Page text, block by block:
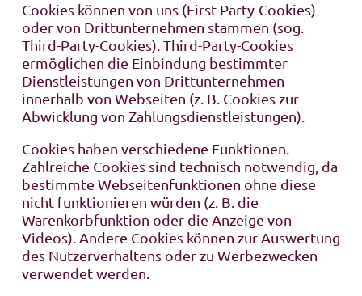
Cookies können von uns (First-Party-Cookies)
oder von Drittunternehmen stammen (sog.
Third-Party-Cookies). Third-Party-Cookies
ermöglichen die Einbindung bestimmter
Dienstleistungen von Drittunternehmen
innerhalb von Webseiten (z. B. Cookies zur
Abwicklung von Zahlungsdienstleistungen).
Cookies haben verschiedene Funktionen.
Zahlreiche Cookies sind technisch notwendig, da
bestimmte Webseitenfunktionen ohne diese
nicht funktionieren würden (z. B. die
Warenkorbfunktion oder die Anzeige von
Videos). Andere Cookies können zur Auswertung
des Nutzerverhaltens oder zu Werbezwecken
verwendet werden.